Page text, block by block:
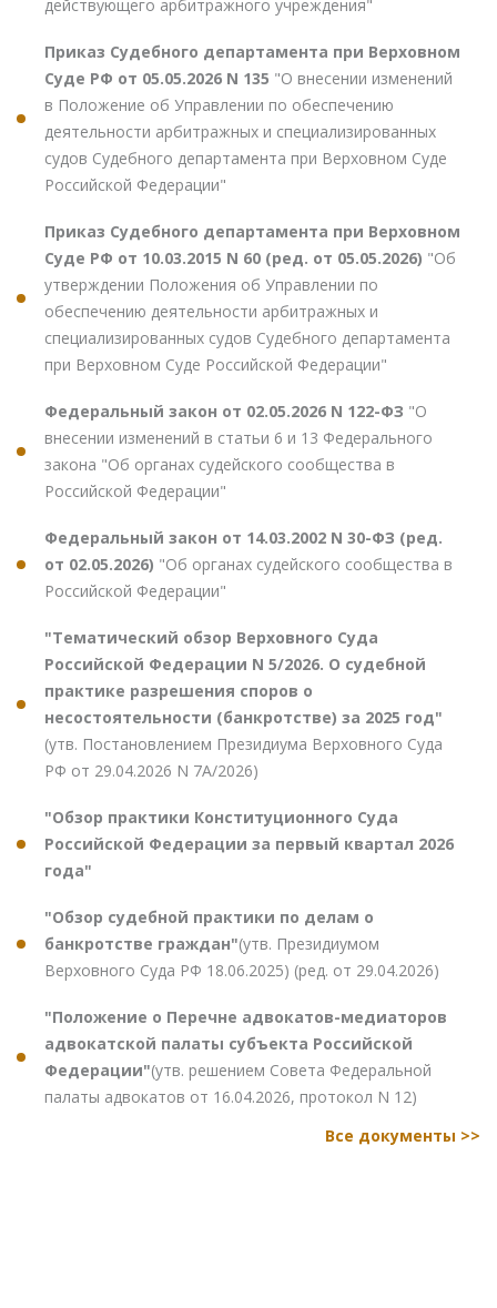
действующего арбитражного учреждения"
Приказ Судебного департамента при Верховном
Суде РФ от 05.05.2026 N 135 "О внесении изменений
в Положение об Управлении по обеспечению
деятельности арбитражных и специализированных
судов Судебного департамента при Верховном Суде
Российской Федерации"
Приказ Судебного департамента при Верховном
Суде РФ от 10.03.2015 N 60 (ред. от 05.05.2026) "Об
утверждении Положения об Управлении по
обеспечению деятельности арбитражных и
специализированных судов Судебного департамента
при Верховном Суде Российской Федерации"
Федеральный закон от 02.05.2026 N 122-ФЗ "О
внесении изменений в статьи 6 и 13 Федерального
закона "Об органах судейского сообщества в
Российской Федерации"
Федеральный закон от 14.03.2002 N 30-ФЗ (ред.
от 02.05.2026) "Об органах судейского сообщества в
Российской Федерации"
"Тематический обзор Верховного Суда
Российской Федерации N 5/2026. О судебной
практике разрешения споров о
несостоятельности (банкротстве) за 2025 год"
(утв. Постановлением Президиума Верховного Суда
РФ от 29.04.2026 N 7А/2026)
"Обзор практики Конституционного Суда
Российской Федерации за первый квартал 2026
года"
"Обзор судебной практики по делам о
банкротстве граждан"(утв. Президиумом
Верховного Суда РФ 18.06.2025) (ред. от 29.04.2026)
"Положение о Перечне адвокатов-медиаторов
адвокатской палаты субъекта Российской
Федерации"(утв. решением Совета Федеральной
палаты адвокатов от 16.04.2026, протокол N 12)
Все документы >>